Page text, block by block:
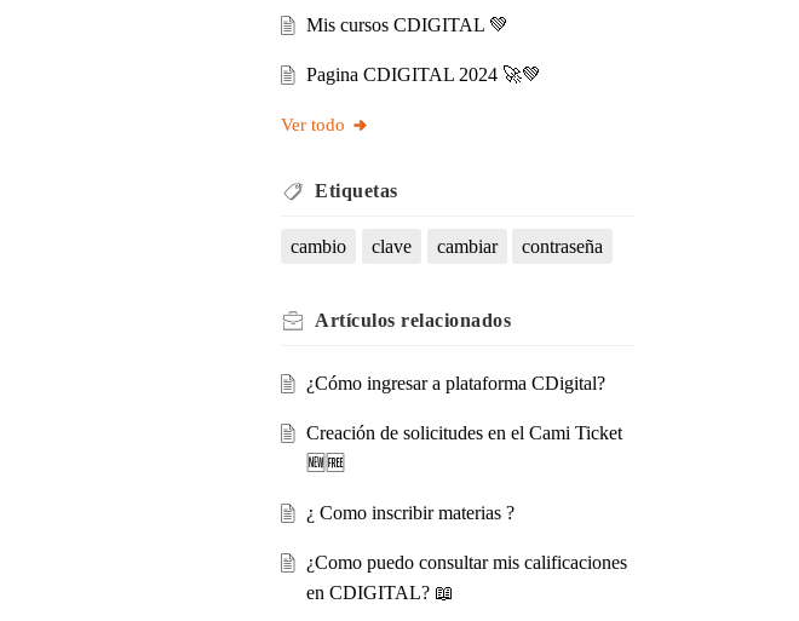
Mis cursos CDIGITAL 💚
Pagina CDIGITAL 2024 🚀💚
Ver todo
Etiquetas
cambio clave cambiar contraseña
Artículos relacionados
¿Cómo ingresar a plataforma CDigital?
Creación de solicitudes en el Cami Ticket
🆕🆓
¿ Como inscribir materias ?
¿Como puedo consultar mis calificaciones
en CDIGITAL? 📖